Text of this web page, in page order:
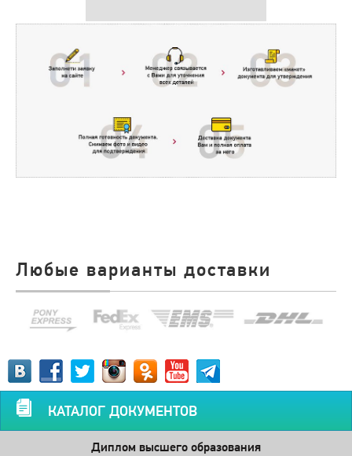
Любые варианты доставки
КАТАЛОГ ДОКУМЕНТОВ
Диплом высшего образования